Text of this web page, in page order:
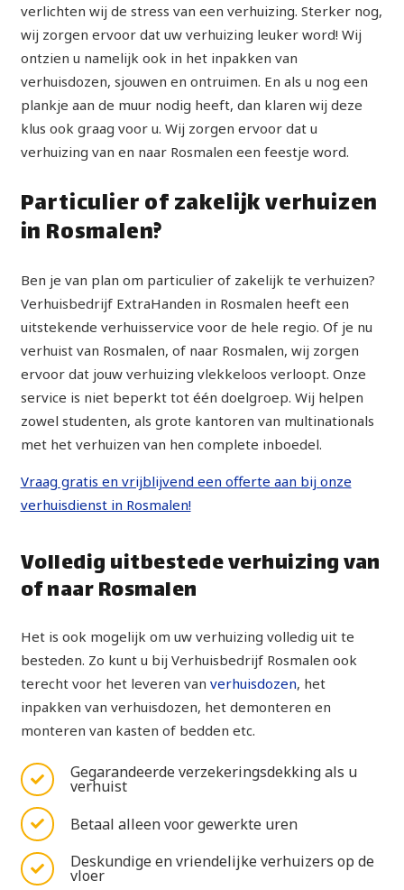
verlichten wij de stress van een verhuizing. Sterker nog,
wij zorgen ervoor dat uw verhuizing leuker word! Wij
ontzien u namelijk ook in het inpakken van
verhuisdozen, sjouwen en ontruimen. En als u nog een
plankje aan de muur nodig heeft, dan klaren wij deze
klus ook graag voor u. Wij zorgen ervoor dat u
verhuizing van en naar Rosmalen een feestje word.
Particulier of zakelijk verhuizen
in Rosmalen?
Ben je van plan om particulier of zakelijk te verhuizen?
Verhuisbedrijf ExtraHanden in Rosmalen heeft een
uitstekende verhuisservice voor de hele regio. Of je nu
verhuist van Rosmalen, of naar Rosmalen, wij zorgen
ervoor dat jouw verhuizing vlekkeloos verloopt. Onze
service is niet beperkt tot één doelgroep. Wij helpen
zowel studenten, als grote kantoren van multinationals
met het verhuizen van hen complete inboedel.
Vraag gratis en vrijblijvend een offerte aan bij onze
verhuisdienst in Rosmalen!
Volledig uitbestede verhuizing van
of naar Rosmalen
Het is ook mogelijk om uw verhuizing volledig uit te
besteden. Zo kunt u bij Verhuisbedrijf Rosmalen ook
terecht voor het leveren van verhuisdozen, het
inpakken van verhuisdozen, het demonteren en
monteren van kasten of bedden etc.
Gegarandeerde verzekeringsdekking als u
verhuist
Betaal alleen voor gewerkte uren
Deskundige en vriendelijke verhuizers op de
vloer